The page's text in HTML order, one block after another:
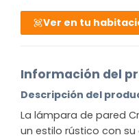
Ver en tu
Información del
Descripción del
La lámpara de pared
un estilo rústico con su